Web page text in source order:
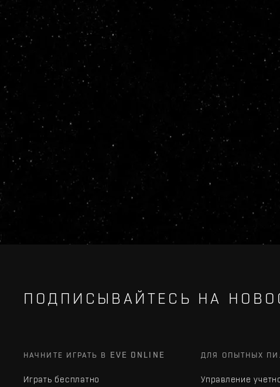
ПОДПИСЫВАЙТЕСЬ НА
НАЧНИТЕ ИГРАТЬ В EVE ONLINE
Играть бесплатно
ДЛЯ ОПЫТНЫХ
Управление